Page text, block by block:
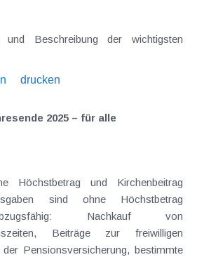
und Beschreibung der wichtigsten
drucken
2025 – für alle
Höchstbetrag und Kirchenbeitrag
sind ohne Höchstbetrag
Nachkauf von
Beiträge zur freiwilligen
Pensionsversicherung, bestimmte